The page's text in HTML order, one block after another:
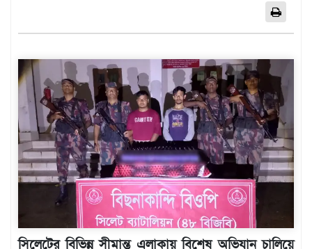
ইউরোপ
উত্তর
আমেরিকা
দক্ষিণ
আমেরিকা
ওশেনিয়া
এন্টারটিকা
বিনোদন
ভিডিও
সিলেটের বিভিন্ন সীমান্ত এলাকায় বিশেষ অভিযান চালিয়ে